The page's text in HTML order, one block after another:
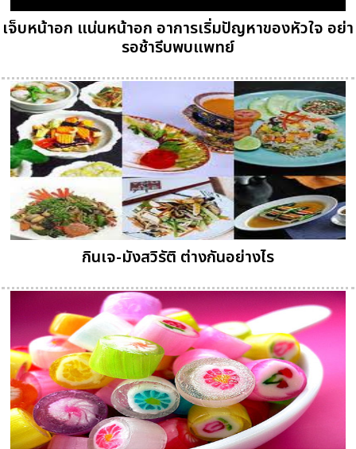
เจ็บหน้าอก แน่นหน้าอก อาการเริ่มปัญหาของหัวใจ อย่า
รอช้ารีบพบแพทย์
กินเจ-มังสวิรัติ ต่างกันอย่างไร